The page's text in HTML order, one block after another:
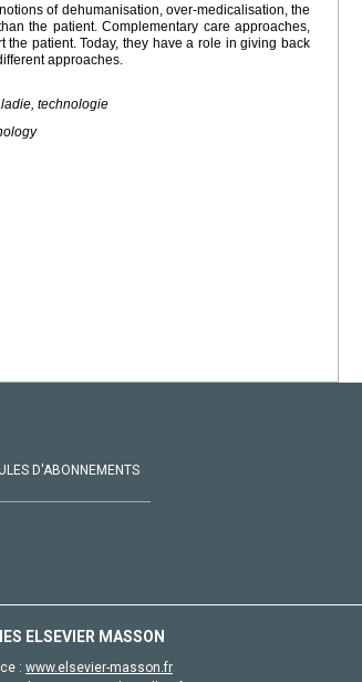
of dehumanisation, over-medicalisation, the
the patient. Complementary care approaches,
patient. Today, they have a role in giving back
approaches.
technologie
D'ABONNEMENTS
ELSEVIER MASSON
: www.elsevier-masson.fr